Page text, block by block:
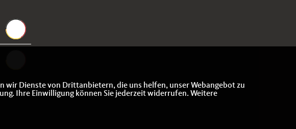
wir Dienste von Drittanbietern, die uns helfen, unser Webangebot zu
Ihre Einwilligung können Sie jederzeit widerrufen. Weitere